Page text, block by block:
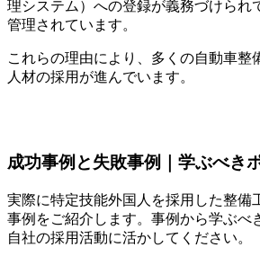
理システム）への登録が義務づけられ
管理されています。
これらの理由により、多くの自動車整
人材の採用が進んでいます。
成功事例と失敗事例｜学ぶべき
実際に特定技能外国人を採用した整備
事例をご紹介します。事例から学ぶべ
自社の採用活動に活かしてください。